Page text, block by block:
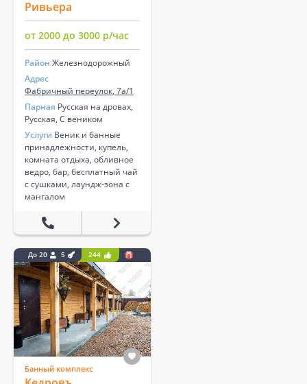
Ривьера
от 2000 до 3000 р/час
Район Железнодорожный
Адрес
Фабричный переулок, 7а/1
Парная Русская на дровах,
Русская, С веником
Услуги Веник и банные
принадлежности, купель,
комната отдыха, обливное
ведро, бар, бесплатный чай
с сушками, лаундж-зона с
мангалом
До 20 5 244
Банный комплекс